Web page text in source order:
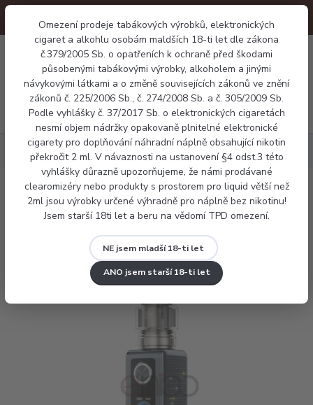
Omezení prodeje tabákových výrobků, elektronických
cigaret a alkohlu osobám maldších 18-ti let dle zákona
č.379/2005 Sb. o opatřeních k ochraně před škodami
působenými tabákovými výrobky, alkoholem a jinými
návykovými látkami a o změně souvisejících zákonů ve znění
zákonů č. 225/2006 Sb., č. 274/2008 Sb. a č. 305/2009 Sb.
Podle vyhlášky č. 37/2017 Sb. o elektronických cigaretách
nesmí objem nádržky opakovaně plnitelné elektronické
cigarety pro doplňování náhradní náplně obsahující nikotin
překročit 2 ml. V návaznosti na ustanovení §4 odst.3 této
vyhlášky důrazně upozorňujeme, že námi prodávané
clearomizéry nebo produkty s prostorem pro liquid větší než
2ml jsou výrobky určené výhradně pro náplně bez nikotinu!
Jsem starší 18ti let a beru na vědomí TPD omezení.
NE jsem mladší 18-ti let
ANO jsem starší 18-ti let
Menu
0 Kč
Elektronické cigarety Voopoo VINCI Spark100
Voopoo VINCI Spark100